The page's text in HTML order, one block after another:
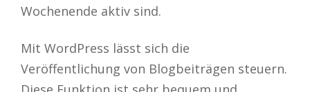
Wochenende aktiv sind.
Mit WordPress lässt sich die
Veröffentlichung von Blogbeiträgen steuern.